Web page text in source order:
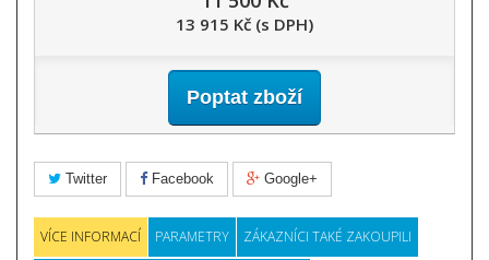
13 915 Kč (s DPH)
Poptat zboží
Twitter Facebook Google+
VÍCE INFORMACÍ PARAMETRY ZÁKAZNÍCI TAKÉ ZAKOUPILI